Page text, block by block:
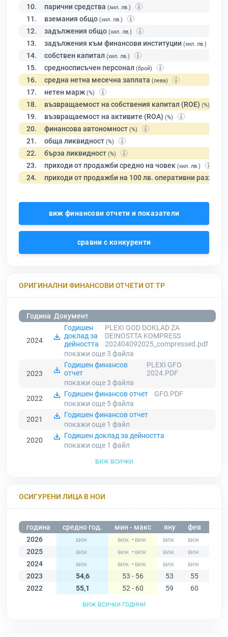
10. парични средства (хил. лв.)
11. вземания общо (хил. лв.)
12. задължения общо (хил. лв.)
13. задължения към финансови институции (хил. лв.)
14. собствен капитал (хил. лв.)
15. средносписъчен персонал (брой)
16. средна нетна месечна заплата (лева)
17. нетен марж (%)
18. възвращаемост на собствения капитал (ROE) (%)
19. възвращаемост на активите (ROA) (%)
20. финансова автономност (%)
21. обща ликвидност (%)
22. бърза ликвидност (%)
23. приходи от продажби средно на човек (хил. лв.)
24. приходи от продажби на 100 лв. оперативни разходи
виж финансови отчети и показатели
сравни с конкуренти
ОРИГИНАЛНИ ФИНАНСОВИ ОТЧЕТИ ОТ ТР
Година Документ
2024
Годишен
доклад за
дейността
PLEXI GOD DOKLAD ZA
DEINOSTTA KOMPRESS
202404092025_compressed.pdf
покажи още 3 файла
2023
Годишен финансов
отчет
PLEXI GFO
2024.PDF
покажи още 3 файла
2022
Годишен финансов отчет
GFO.PDF
покажи още 5файла
2021
Годишен финансов отчет
покажи още 1 файл
2020
Годишен доклад за дейността
покажи още 1 файл
виж всички
ОСИГУРЕНИ ЛИЦА В НОИ
година средно год. мин - макс яну фев
2026
-
2025
-
2024
-
2023
54,6 53 - 56 53 55
2022
55,1 52 - 60 59 60
виж всички години